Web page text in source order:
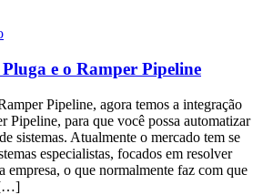
e o Ramper Pipeline
Pipeline, agora temos a integração
Pipeline, para que você possa automatizar
sistemas. Atualmente o mercado tem se
especialistas, focados em resolver
empresa, o que normalmente faz com que
[…]